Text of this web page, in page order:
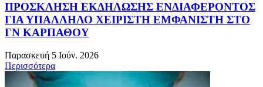
ΠΡΟΣΚΛΗΣΗ ΕΚΔΗΛΩΣΗΣ ΕΝΔΙΑΦΕΡΟΝΤΟΣ
ΓΙΑ ΥΠΑΛΛΗΛΟ ΧΕΙΡΙΣΤΗ ΕΜΦΑΝΙΣΤΗ ΣΤΟ
ΓΝ ΚΑΡΠΑΘΟΥ
Παρασκευή 5 Ιούν. 2026
Περισσότερα